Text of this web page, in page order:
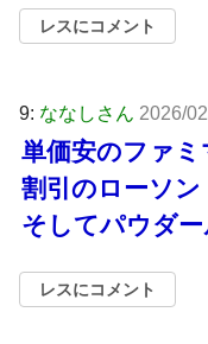
レスにコメント
9: ななしさん 2026/
単価安のファミ
割引のローソン
そしてパウダ
レスにコメント